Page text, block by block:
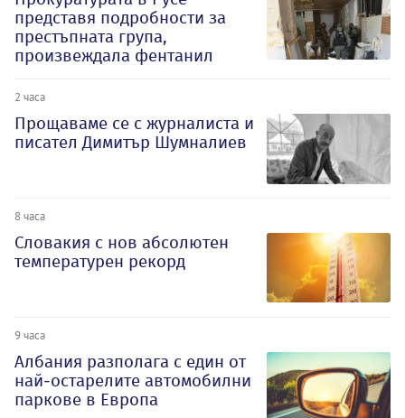
представя подробности за
престъпната група,
произвеждала фентанил
2 часа
Прощаваме се с журналиста и
писател Димитър Шумналиев
8 часа
Словакия с нов абсолютен
температурен рекорд
9 часа
Албания разполага с един от
най-остарелите автомобилни
паркове в Европа